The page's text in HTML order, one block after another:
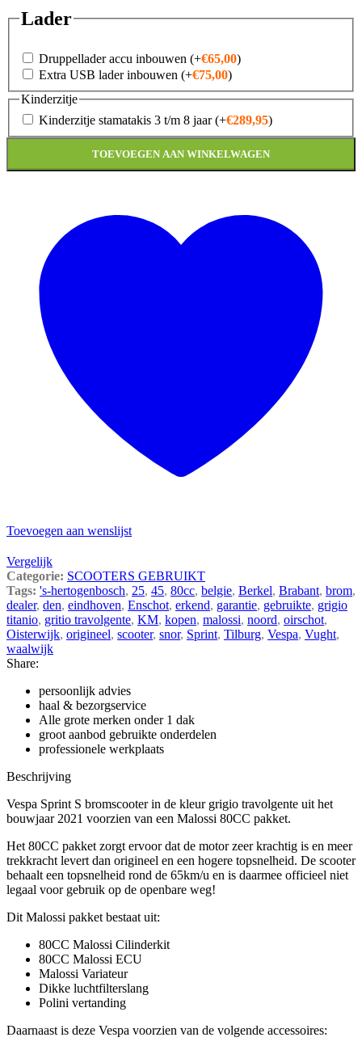
Lader
Druppellader accu inbouwen (+€65,00)
Extra USB lader inbouwen (+€75,00)
Kinderzitje
Kinderzitje stamatakis 3 t/m 8 jaar(+€289,95)
TOEVOEGEN AAN WINKELWAGEN
Toevoegen aan wenslijst
Vergelijk
Categorie: SCOOTERS GEBRUIKT
Tags: 's-hertogenbosch, 25, 45, 80cc, belgie, Berkel, Brabant, brom,
dealer, den, eindhoven, Enschot, erkend, garantie, gebruikte, grigio
titanio, gritio travolgente, KM, kopen, malossi, noord, oirschot,
Oisterwijk, origineel, scooter, snor, Sprint, Tilburg, Vespa, Vught,
waalwijk
Share:
persoonlijk advies
haal & bezorgservice
Alle grote merken onder 1 dak
groot aanbod gebruikte onderdelen
professionele werkplaats
Beschrijving
Vespa Sprint S bromscooter in de kleur grigio travolgente uit het
bouwjaar 2021 voorzien van een Malossi 80CC pakket.
Het 80CC pakket zorgt ervoor dat de motor zeer krachtig is en meer
trekkracht levert dan origineel en een hogere topsnelheid. De scooter
behaalt een topsnelheid rond de 65km/u en is daarmee officieel niet
legaal voor gebruik op de openbare weg!
Dit Malossi pakket bestaat uit:
80CC Malossi Cilinderkit
80CC Malossi ECU
Malossi Variateur
Dikke luchtfilterslang
Polini vertanding
Daarnaast is deze Vespa voorzien van de volgende accessoires: